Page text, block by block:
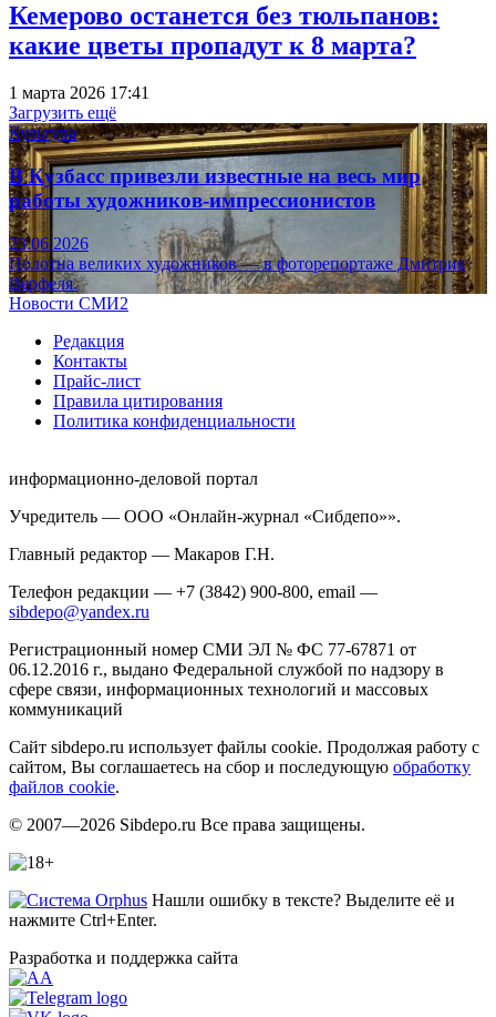
Кемерово останется без тюльпанов:
какие цветы пропадут к 8 марта?
1 марта 2026 17:41
Загрузить ещё
Культура
В Кузбасс привезли известные на весь мир
работы художников-импрессионистов
23.06.2026
Полотна великих художников — в фоторепортаже Дмитрия
Верфеля.
Новости СМИ2
Редакция
Контакты
Прайс-лист
Правила цитирования
Политика конфиденциальности
информационно-деловой портал
Учредитель — ООО «Онлайн-журнал «Сибдепо»».
Главный редактор — Макаров Г.Н.
Телефон редакции — +7 (3842) 900-800, email —
sibdepo@yandex.ru
Регистрационный номер СМИ ЭЛ № ФС 77-67871 от
06.12.2016 г., выдано Федеральной службой по надзору в
сфере связи, информационных технологий и массовых
коммуникаций
Сайт sibdepo.ru использует файлы cookie. Продолжая работу с
сайтом, Вы соглашаетесь на сбор и последующую обработку
файлов cookie.
© 2007—2026 Sibdepo.ru Все права защищены.
Нашли ошибку в тексте? Выделите её и
нажмите Ctrl+Enter.
Разработка и поддержка сайта